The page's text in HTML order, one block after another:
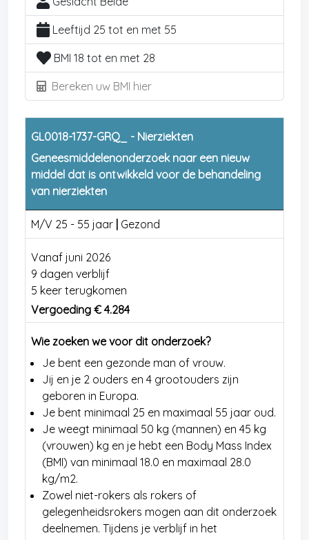
Leeftijd 25 tot en met 55
BMI 18 tot en met 28
Bereken uw BMI hier
GL0018-1737-GRQ_ - Nierziekten
Geneesmiddelenonderzoek naar een nieuw
middel dat is ontwikkeld voor de behandeling
van nierziekten
M/V 25 - 55 jaar Gezond
Vanaf juni 2026
9 dagen verblijf
5 keer terugkomen
Vergoeding € 4.284
Wie zoeken we voor dit onderzoek?
Je bent een gezonde man of vrouw.
Jij en je 2 ouders en 4 grootouders zijn
geboren in Europa.
Je bent minimaal 25 en maximaal 55 jaar oud.
Je weegt minimaal 50 kg (mannen) en 45 kg
(vrouwen) kg en je hebt een Body Mass Index
(BMI) van minimaal 18.0 en maximaal 28.0
kg/m2.
Zowel niet-rokers als rokers of
gelegenheidsrokers mogen aan dit onderzoek
deelnemen. Tijdens je verblijf in het